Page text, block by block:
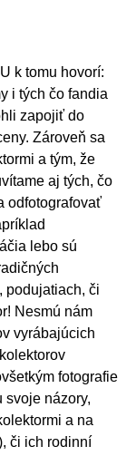
k tomu hovorí:
i tých čo fandia
zapojiť do
Zároveň sa
a tým, že
aj tých, čo
odfotografovať
lebo sú
podujatiach, či
Nesmú nám
vyrábajúcich
fotografie
svoje názory,
a na
či ich rodinní